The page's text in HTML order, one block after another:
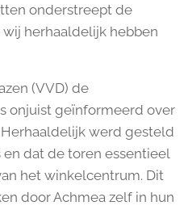
onderstreept de
herhaaldelijk hebben
(VVD) de
onjuist geïnformeerd over
werd gesteld
dat de toren essentieel
het winkelcentrum. Dit
door Achmea zelf in hun